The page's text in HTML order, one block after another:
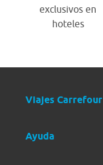
exclusivos en
hoteles
Viajes Carrefour
Ayuda